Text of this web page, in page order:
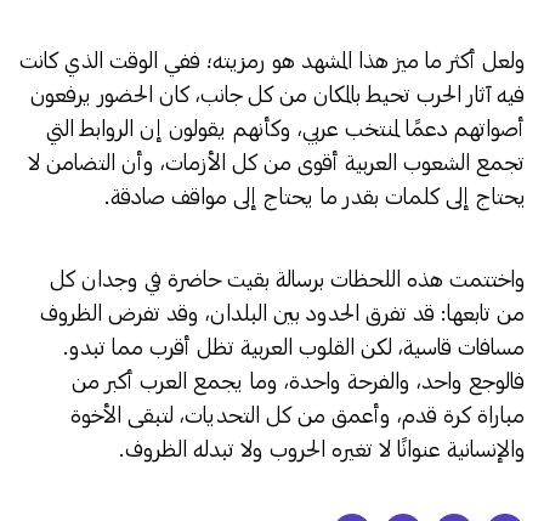
ولعل أكثر ما ميز هذا المشهد هو رمزيته؛ ففي الوقت الذي كانت
فيه آثار الحرب تحيط بالمكان من كل جانب، كان الحضور يرفعون
أصواتهم دعمًا لمنتخب عربي، وكأنهم يقولون إن الروابط التي
تجمع الشعوب العربية أقوى من كل الأزمات، وأن التضامن لا
يحتاج إلى كلمات بقدر ما يحتاج إلى مواقف صادقة.
واختتمت هذه اللحظات برسالة بقيت حاضرة في وجدان كل
من تابعها: قد تفرق الحدود بين البلدان، وقد تفرض الظروف
مسافات قاسية، لكن القلوب العربية تظل أقرب مما تبدو.
فالوجع واحد، والفرحة واحدة، وما يجمع العرب أكبر من
مباراة كرة قدم، وأعمق من كل التحديات، لتبقى الأخوة
والإنسانية عنوانًا لا تغيره الحروب ولا تبدله الظروف.